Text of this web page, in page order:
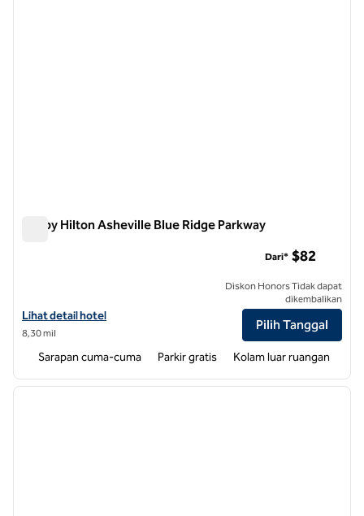
Tru by Hilton Asheville Blue Ridge Parkway
Lihat detail hotel untuk Tru by Hilton Asheville Blue Ridge Parkway
Lihat detail hotel
8,30 mil
Dari* $82
Diskon Honors Tidak dapat
dikembalikan
Pilih Tanggal
Sarapan cuma-cuma Parkir gratis Kolam luar ruangan
1 dari 12